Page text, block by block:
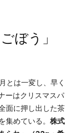
ぼう」
とは一変し、早く
ーはクリスマスパ
面に押し出した茶
めている。 株式